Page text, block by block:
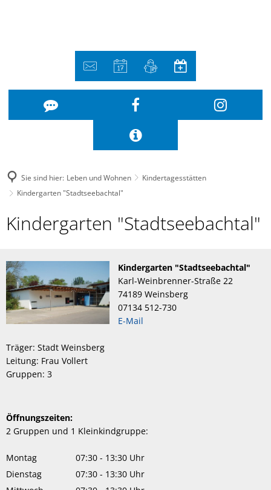
Sie sind hier: Leben und Wohnen
Kindertagesstätten
Kindergarten "Stadtseebachtal"
Kindergarten
Kindergarten "Stadtseebachtal"
Kindergarten "Stadtseebachtal"
Karl-Weinbrenner-Straße 22
74189 Weinsberg
07134 512-730
E-Mail
Träger: Stadt Weinsberg
Leitung: Frau Vollert
Gruppen: 3
Öffnungszeiten:
2 Gruppen und 1 Kleinkindgruppe:
Montag 07:30 - 13:30 Uhr
Von 07:30 bis 13:30 Uhr
Dienstag 07:30 - 13:30 Uhr
Von 07:30 bis 13:30 Uhr